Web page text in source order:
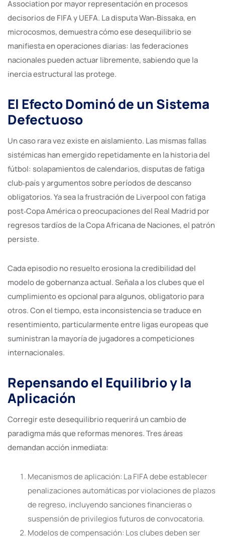
Association por mayor representación en procesos
decisorios de FIFA y UEFA. La disputa Wan‑Bissaka, en
microcosmos, demuestra cómo ese desequilibrio se
manifiesta en operaciones diarias: las federaciones
nacionales pueden actuar libremente, sabiendo que la
inercia estructural las protege.
El Efecto Dominó de un Sistema
Defectuoso
Un caso rara vez existe en aislamiento. Las mismas fallas
sistémicas han emergido repetidamente en la historia del
fútbol: solapamientos de calendarios, disputas de fatiga
club‑país y argumentos sobre períodos de descanso
obligatorios. Ya sea la frustración de Liverpool con fatiga
post‑Copa América o preocupaciones del Real Madrid por
regresos tardíos de la Copa Africana de Naciones, el patrón
persiste.
Cada episodio no resuelto erosiona la credibilidad del
modelo de gobernanza actual. Señala a los clubes que el
cumplimiento es opcional para algunos, obligatorio para
otros. Con el tiempo, esta inconsistencia se traduce en
resentimiento, particularmente entre ligas europeas que
suministran la mayoría de jugadores a competiciones
internacionales.
Repensando el Equilibrio y la
Aplicación
Corregir este desequilibrio requerirá un cambio de
paradigma más que reformas menores. Tres áreas
demandan acción inmediata:
Mecanismos de aplicación: La FIFA debe establecer
penalizaciones automáticas por violaciones de plazos
de regreso, incluyendo sanciones financieras o
suspensión de privilegios futuros de convocatoria.
Modelos de compensación: Los clubes deben ser